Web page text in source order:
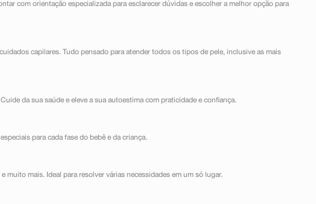
com orientação especializada para esclarecer dúvidas e escolher a melhor opção para
capilares. Tudo pensado para atender todos os tipos de pele, inclusive as mais
da sua saúde e eleve a sua autoestima com praticidade e confiança.
para cada fase do bebê e da criança.
mais. Ideal para resolver várias necessidades em um só lugar.